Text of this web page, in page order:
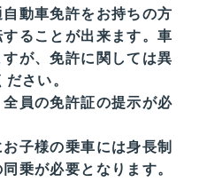
動車免許をお持ちの方
ることが出来ます。車
が、免許に関しては異
さい。
員の免許証の提示が必
子様の乗車には身長制
乗が必要となります。